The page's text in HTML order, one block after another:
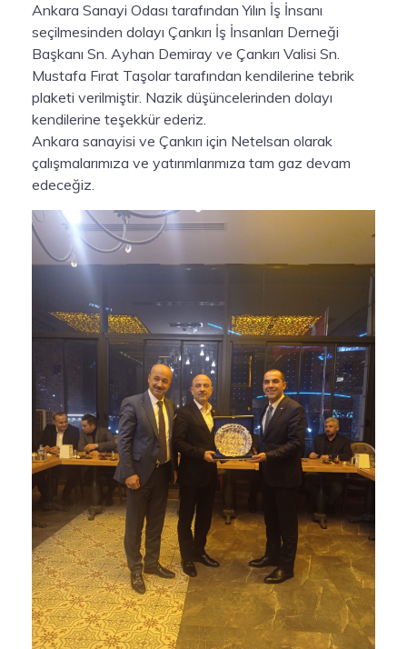
Ankara Sanayi Odası tarafından Yılın İş İnsanı
seçilmesinden dolayı Çankırı İş İnsanları Derneği
Başkanı Sn. Ayhan Demiray ve Çankırı Valisi Sn.
Mustafa Fırat Taşolar tarafından kendilerine tebrik
plaketi verilmiştir. Nazik düşüncelerinden dolayı
kendilerine teşekkür ederiz.
Ankara sanayisi ve Çankırı için Netelsan olarak
çalışmalarımıza ve yatırımlarımıza tam gaz devam
edeceğiz.